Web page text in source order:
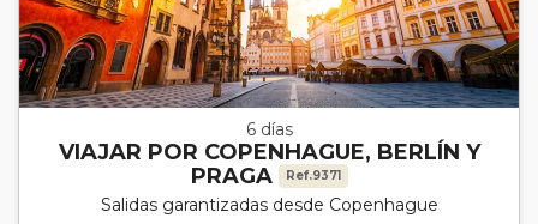
6 días
VIAJAR POR COPENHAGUE, BERLÍN Y
PRAGA
Ref.9371
Salidas garantizadas desde Copenhague